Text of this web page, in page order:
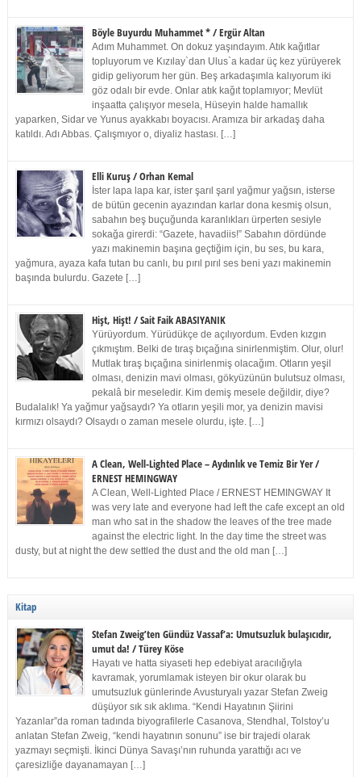
Böyle Buyurdu Muhammet * / Ergür Altan
Adım Muhammet. On dokuz yaşındayım. Atık kağıtlar
topluyorum ve Kızılay`dan Ulus`a kadar üç kez yürüyerek
gidip geliyorum her gün. Beş arkadaşımla kalıyorum iki
göz odalı bir evde. Onlar atık kağıt toplamıyor; Mevlüt
inşaatta çalışıyor mesela, Hüseyin halde hamallık
yaparken, Sidar ve Yunus ayakkabı boyacısı. Aramıza bir arkadaş daha
katıldı. Adı Abbas. Çalışmıyor o, diyaliz hastası. […]
Elli Kuruş / Orhan Kemal
İster lapa lapa kar, ister şarıl şarıl yağmur yağsın, isterse
de bütün gecenin ayazından karlar dona kesmiş olsun,
sabahın beş buçuğunda karanlıkları ürperten sesiyle
sokağa girerdi: “Gazete, havadiis!” Sabahın dördünde
yazı makinemin başına geçtiğim için, bu ses, bu kara,
yağmura, ayaza kafa tutan bu canlı, bu pırıl pırıl ses beni yazı makinemin
başında bulurdu. Gazete […]
Hişt, Hişt! / Sait Faik ABASIYANIK
Yürüyordum. Yürüdükçe de açılıyordum. Evden kızgın
çıkmıştım. Belki de tıraş bıçağına sinirlenmiştim. Olur, olur!
Mutlak tıraş bıçağına sinirlenmiş olacağım. Otların yeşil
olması, denizin mavi olması, gökyüzünün bulutsuz olması,
pekalâ bir meseledir. Kim demiş mesele değildir, diye?
Budalalık! Ya yağmur yağsaydı? Ya otların yeşili mor, ya denizin mavisi
kırmızı olsaydı? Olsaydı o zaman mesele olurdu, işte. […]
A Clean, Well-Lighted Place – Aydınlık ve Temiz Bir Yer /
ERNEST HEMINGWAY
A Clean, Well-Lighted Place / ERNEST HEMINGWAY It
was very late and everyone had left the cafe except an old
man who sat in the shadow the leaves of the tree made
against the electric light. In the day time the street was
dusty, but at night the dew settled the dust and the old man […]
Kitap
Stefan Zweig’ten Gündüz Vassaf’a: Umutsuzluk bulaşıcıdır,
umut da! / Türey Köse
Hayatı ve hatta siyaseti hep edebiyat aracılığıyla
kavramak, yorumlamak isteyen bir okur olarak bu
umutsuzluk günlerinde Avusturyalı yazar Stefan Zweig
düşüyor sık sık aklıma. “Kendi Hayatının Şiirini
Yazanlar”da roman tadında biyografilerle Casanova, Stendhal, Tolstoy’u
anlatan Stefan Zweig, “kendi hayatının sonunu” ise bir trajedi olarak
yazmayı seçmişti. İkinci Dünya Savaşı’nın ruhunda yarattığı acı ve
çaresizliğe dayanamayan […]